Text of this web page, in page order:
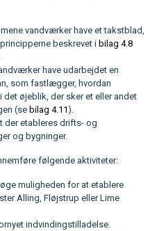
vandværker have et takstblad,
beskrevet i bilag 4.8
have udarbejdet en
som fastlægger, hvordan
øjeblik, der sker et eller andet
(se bilag 4.11).
der etableres drifts- og
og bygninger.
følgende aktiviteter:
muligheden for at etablere
Alling, Fløjstrup eller Lime
indvindingstilladelse.